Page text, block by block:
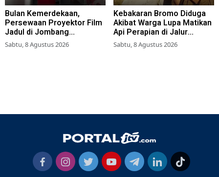
Bulan Kemerdekaan,
Persewaan Proyektor Film
Jadul di Jombang
Meningkat
Sabtu, 8 Agustus 2026
Kebakaran Bromo Diduga
Akibat Warga Lupa Matikan
Api Perapian di Jalur
Tradisional
Sabtu, 8 Agustus 2026